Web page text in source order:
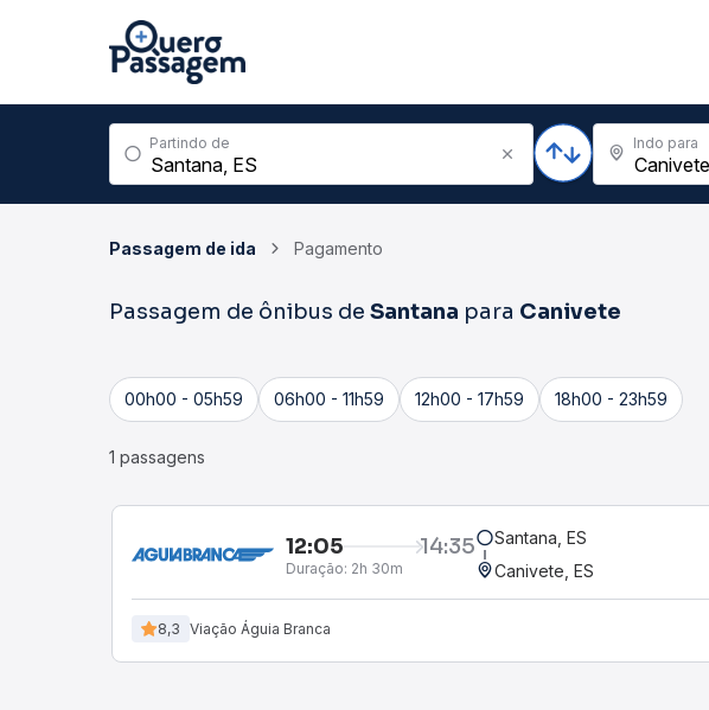
Partindo de Indo para
Passagem de ida Pagamento
Passagem de ônibus de Santana para Canivete
00h00 - 05h59 06h00 - 11h59 12h00 - 17h59 18h00 - 23h59
1 passagens
12:05 14:35
Duração: 2h 30m
Santana, ES
Canivete, ES
8,3 Viação Águia Branca